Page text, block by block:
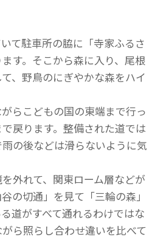
て駐車所の脇に「寺家ふるさ
す。そこから森に入り、尾根
、野鳥のにぎやかな森をハイ
らこどもの国の東端まで行っ
戻ります。整備された道では
の後などは滑らないように気
外れて、関東ローム層などが
の切通」を見て「三輪の森」
道がすべて通れるわけではな
ら照らし合わせ違いを比べて